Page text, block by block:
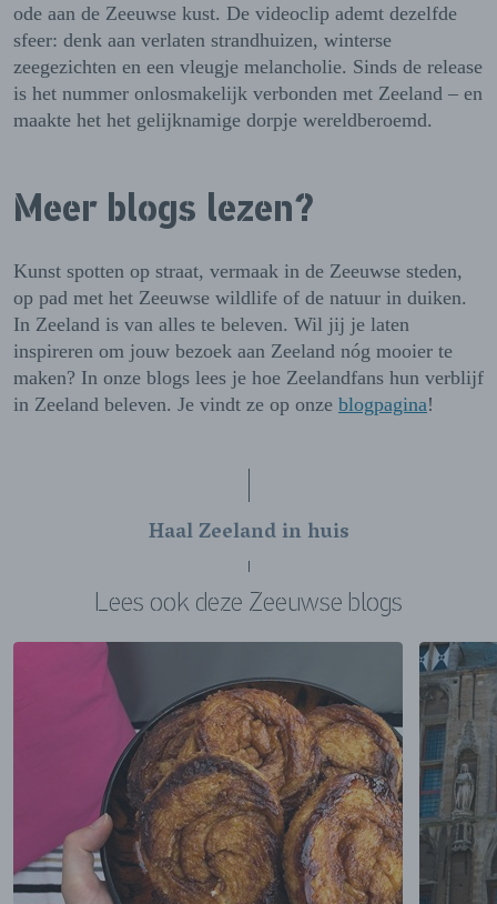
ode aan de Zeeuwse kust. De videoclip ademt dezelfde
sfeer: denk aan verlaten strandhuizen, winterse
zeegezichten en een vleugje melancholie. Sinds de release
is het nummer onlosmakelijk verbonden met Zeeland – en
maakte het het gelijknamige dorpje wereldberoemd.
Meer blogs lezen?
Kunst spotten op straat, vermaak in de Zeeuwse steden,
op pad met het Zeeuwse wildlife of de natuur in duiken.
In Zeeland is van alles te beleven. Wil jij je laten
inspireren om jouw bezoek aan Zeeland nóg mooier te
maken? In onze blogs lees je hoe Zeelandfans hun verblijf
in Zeeland beleven. Je vindt ze op onze blogpagina!
Haal Zeeland in huis
Lees ook deze Zeeuwse blogs